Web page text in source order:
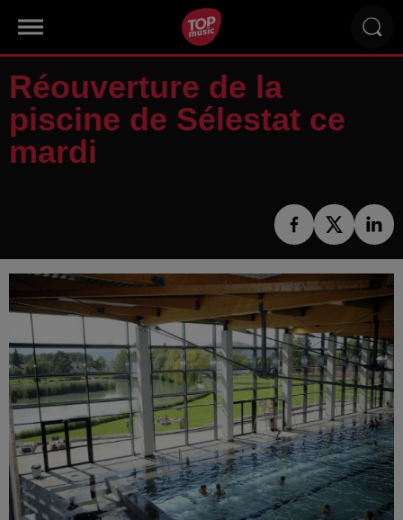
Réouverture de la
piscine de Sélestat ce
mardi